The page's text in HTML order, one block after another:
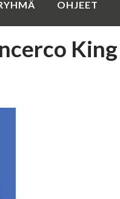
OHJEET
King